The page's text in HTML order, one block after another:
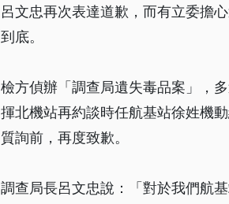
呂文忠再次表達道歉，而有立委擔
到底。
檢方偵辦「調查局遺失毒品案」，
揮北機站再約談時任航基站徐姓機
質詢前，再度致歉。
調查局長呂文忠說：「對於我們航